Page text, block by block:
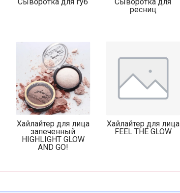
ресниц
Хайлайтер для лица
запеченный
HIGHLIGHT GLOW
AND GO!
Хайлайтер для лица
FEEL THE GLOW